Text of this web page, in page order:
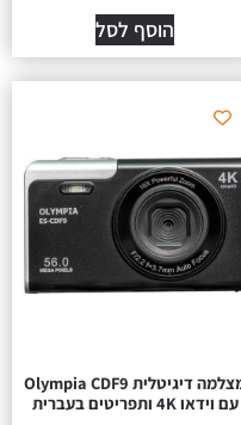
הוסף לסל
מצלמה דיגיטלית Olympia CDF9
עם וידאו 4K ותפריטים בעברית